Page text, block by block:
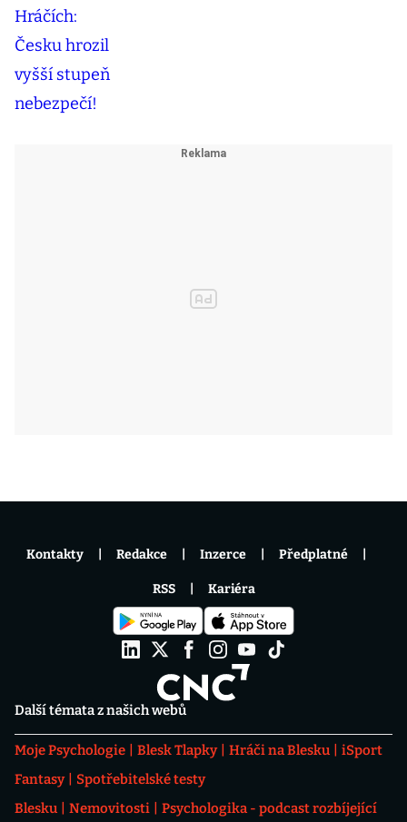
Další témata z našich webů
Moje Psychologie Blesk Tlapky Hráči na Blesku
iSport
Fantasy
Spotřebitelské testy
Blesku
Nemovitosti
Psychologika - podcast rozbíjející
Kontakty Redakce Inzerce Předplatné
RSS Kariéra